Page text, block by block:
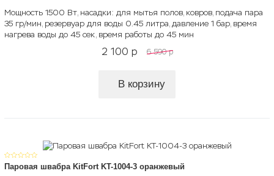
Мощность 1500 Вт, насадки: для мытья полов, ковров, подача пара
35 гр/мин, резервуар для воды 0.45 литра, давление 1 бар, время
нагрева воды до 45 сек, время работы до 45 мин
2 100 p 6 590 p
В корзину
Паровая швабра KitFort KT-1004-3 оранжевый